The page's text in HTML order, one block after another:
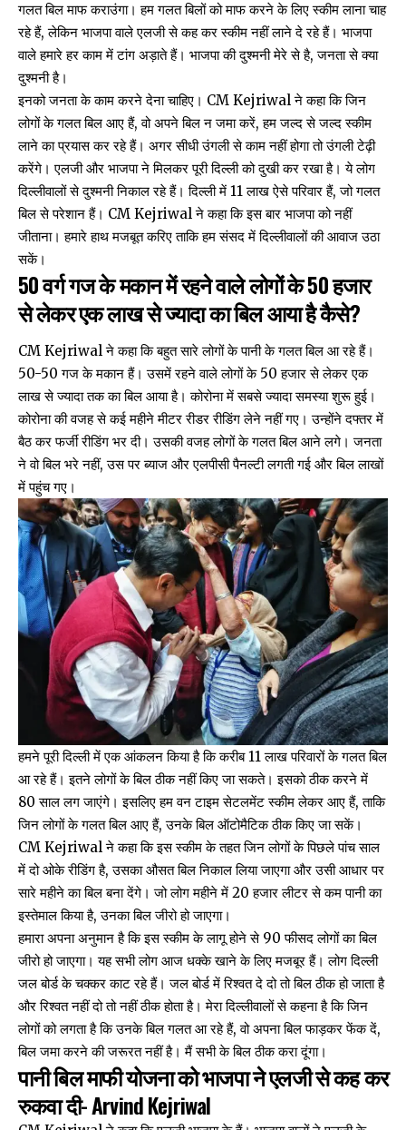
गलत बिल माफ कराउंगा। हम गलत बिलों को माफ करने के लिए स्कीम लाना चाह
रहे हैं, लेकिन भाजपा वाले एलजी से कह कर स्कीम नहीं लाने दे रहे हैं। भाजपा
वाले हमारे हर काम में टांग अड़ाते हैं। भाजपा की दुश्मनी मेरे से है, जनता से क्या
दुश्मनी है।
इनको जनता के काम करने देना चाहिए। CM Kejriwal ने कहा कि जिन
लोगों के गलत बिल आए हैं, वो अपने बिल न जमा करें, हम जल्द से जल्द स्कीम
लाने का प्रयास कर रहे हैं। अगर सीधी उंगली से काम नहीं होगा तो उंगली टेढ़ी
करेंगे। एलजी और भाजपा ने मिलकर पूरी दिल्ली को दुखी कर रखा है। ये लोग
दिल्लीवालों से दुश्मनी निकाल रहे हैं। दिल्ली में 11 लाख ऐसे परिवार हैं, जो गलत
बिल से परेशान हैं। CM Kejriwal ने कहा कि इस बार भाजपा को नहीं
जीताना। हमारे हाथ मजबूत करिए ताकि हम संसद में दिल्लीवालों की आवाज उठा
सकें।
50 वर्ग गज के मकान में रहने वाले लोगों के 50 हजार
से लेकर एक लाख से ज्यादा का बिल आया है कैसे?
CM Kejriwal ने कहा कि बहुत सारे लोगों के पानी के गलत बिल आ रहे हैं।
50-50 गज के मकान हैं। उसमें रहने वाले लोगों के 50 हजार से लेकर एक
लाख से ज्यादा तक का बिल आया है। कोरोना में सबसे ज्यादा समस्या शुरू हुई।
कोरोना की वजह से कई महीने मीटर रीडर रीडिंग लेने नहीं गए। उन्होंने दफ्तर में
बैठ कर फर्जी रीडिंग भर दी। उसकी वजह लोगों के गलत बिल आने लगे। जनता
ने वो बिल भरे नहीं, उस पर ब्याज और एलपीसी पैनल्टी लगती गई और बिल लाखों
में पहुंच गए।
हमने पूरी दिल्ली में एक आंकलन किया है कि करीब 11 लाख परिवारों के गलत बिल
आ रहे हैं। इतने लोगों के बिल ठीक नहीं किए जा सकते। इसको ठीक करने में
80 साल लग जाएंगे। इसलिए हम वन टाइम सेटलमेंट स्कीम लेकर आए हैं, ताकि
जिन लोगों के गलत बिल आए हैं, उनके बिल ऑटोमैटिक ठीक किए जा सकें।
CM Kejriwal ने कहा कि इस स्कीम के तहत जिन लोगों के पिछले पांच साल
में दो ओके रीडिंग है, उसका औसत बिल निकाल लिया जाएगा और उसी आधार पर
सारे महीने का बिल बना देंगे। जो लोग महीने में 20 हजार लीटर से कम पानी का
इस्तेमाल किया है, उनका बिल जीरो हो जाएगा।
हमारा अपना अनुमान है कि इस स्कीम के लागू होने से 90 फीसद लोगों का बिल
जीरो हो जाएगा। यह सभी लोग आज धक्के खाने के लिए मजबूर हैं। लोग दिल्ली
जल बोर्ड के चक्कर काट रहे हैं। जल बोर्ड में रिश्वत दे दो तो बिल ठीक हो जाता है
और रिश्वत नहीं दो तो नहीं ठीक होता है। मेरा दिल्लीवालों से कहना है कि जिन
लोगों को लगता है कि उनके बिल गलत आ रहे हैं, वो अपना बिल फाड़कर फेंक दें,
बिल जमा करने की जरूरत नहीं है। मैं सभी के बिल ठीक करा दूंगा।
पानी बिल माफी योजना को भाजपा ने एलजी से कह कर
रुकवा दी- Arvind Kejriwal